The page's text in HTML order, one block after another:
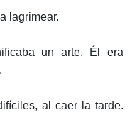
lagrimear.
un arte. Él era
al caer la tarde.